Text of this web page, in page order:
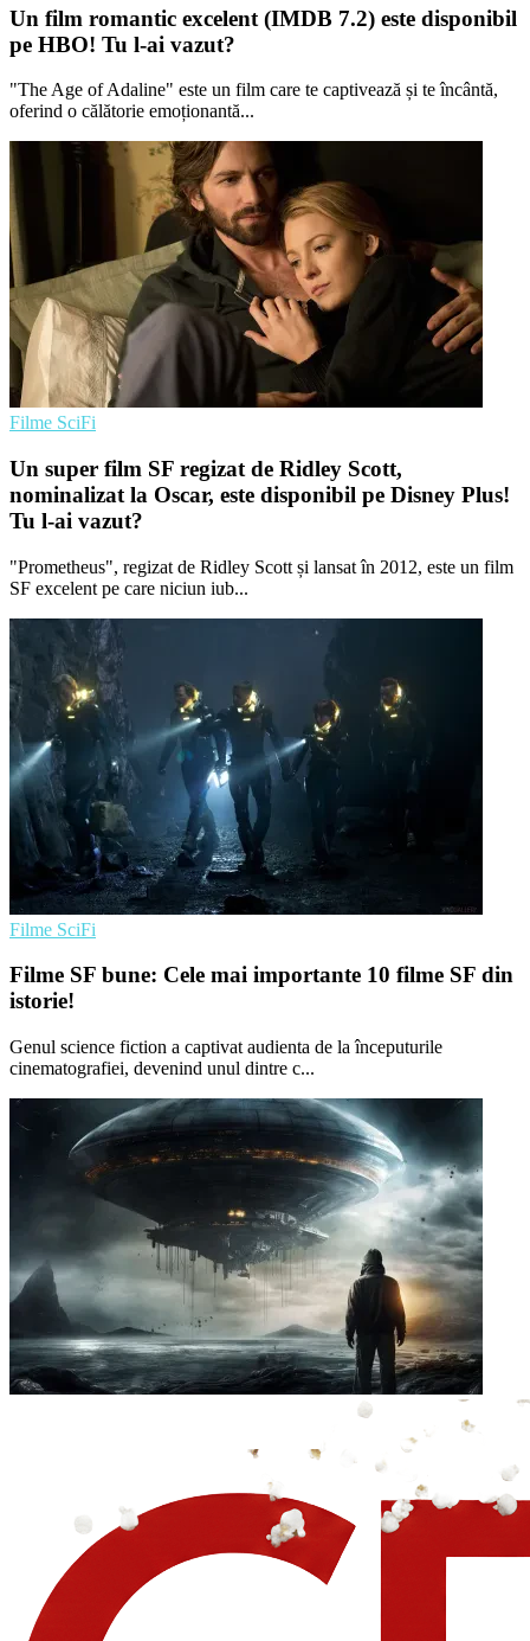
Un film romantic excelent (IMDB 7.2) este disponibil
pe HBO! Tu l-ai vazut?
"The Age of Adaline" este un film care te captivează și te încântă,
oferind o călătorie emoționantă...
Filme SciFi
Un super film SF regizat de Ridley Scott,
nominalizat la Oscar, este disponibil pe Disney Plus!
Tu l-ai vazut?
"Prometheus", regizat de Ridley Scott și lansat în 2012, este un film
SF excelent pe care niciun iub...
Filme SciFi
Filme SF bune: Cele mai importante 10 filme SF din
istorie!
Genul science fiction a captivat audienta de la începuturile
cinematografiei, devenind unul dintre c...